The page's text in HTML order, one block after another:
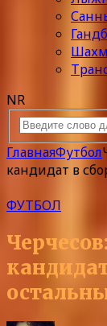
NR
ГлавнаяФутбол
кандидат в
ФУТБОЛ